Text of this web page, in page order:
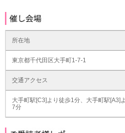
所在地
東京都千代田区大手町1-7-1
交通アクセス
大手町駅[C3]より徒歩1分、大手町駅[A3]
7分